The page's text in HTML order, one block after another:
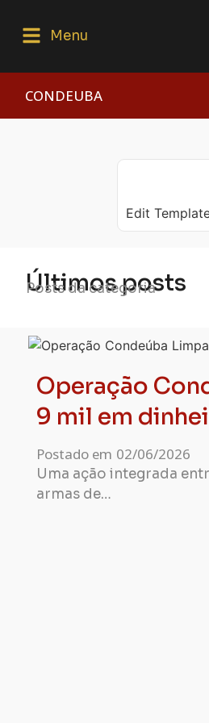
Menu
CONDEUBA
Edit
Últimos posts
Posts da categoria
Operação
9 mil em
Postado em 02/06/2026
Uma ação integrada
armas de…